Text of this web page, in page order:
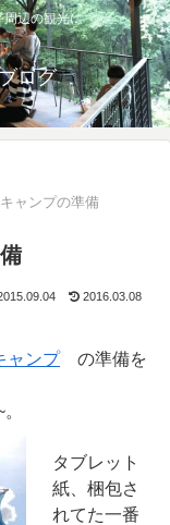
周辺の観光に
ログ
ャンプの準備
2016.03.08
ャンプの準備を
タブレット
紙、梱包さ
れてた一番